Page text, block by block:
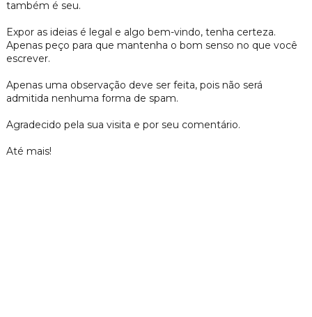
também é seu.
Expor as ideias é legal e algo bem-vindo, tenha certeza.
Apenas peço para que mantenha o bom senso no que você
escrever.
Apenas uma observação deve ser feita, pois não será
admitida nenhuma forma de spam.
Agradecido pela sua visita e por seu comentário.
Até mais!